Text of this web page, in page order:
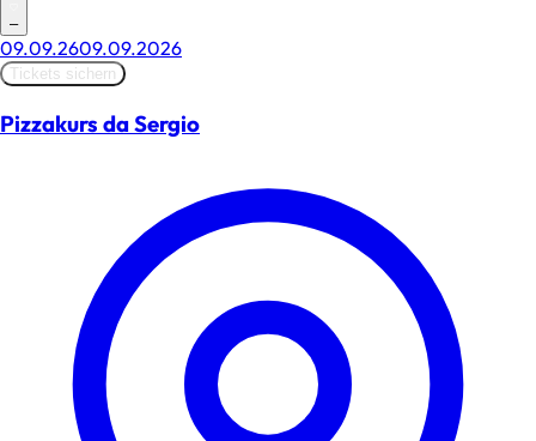
–
09.09.2609.09.2026
Tickets sichern
Pizzakurs da Sergio